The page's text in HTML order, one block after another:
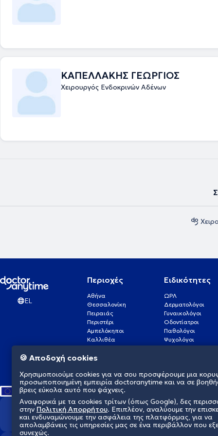
ΚΑΠΕΛΛΑΚΗΣ ΓΕΩΡΓΙΟΣ
Χειρουργός Ενδοκρινών Αδένων
EL
Περιοχές
Αθήνα
Θεσσαλονίκη
Πειραιάς
Περιστέρι
Αμπελόκηποι
Καλλιθέα
Πάτρα
Γλυφάδα
Νέα Σμύρνη
Ειδικότητες
ΩΡΛ
Δερματολόγοι
Γυναικολόγοι
Οδοντίατροι
Παθολόγοι
Ψυχολόγοι
Οφθαλμίατροι
Καρδιολόγοι
Διαμορφώνουμε το μέλλον
🍪 Αποδοχή cookies
Χρησιμοποιούμε cookies για να σου προσφέρουμε μια
προσωποποιημένη εμπειρία doctoranytime και να σε
βρεις εύκολα αυτό που ψάχνεις.
Αναφορικά με τα cookies τρίτων (όπως Google), δες
στην Πολιτική Απορρήτου. Επιπλέον, αναλύουμε την
και ενδυναμώνουμε την ασφάλεια της πλατφόρμας, για να
απολαμβάνεις τις υπηρεσίες μας σε ένα περιβάλλον που
συνεχώς.